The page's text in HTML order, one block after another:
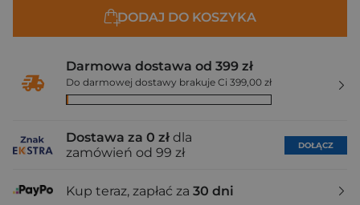
DODAJ DO KOSZYKA
Darmowa dostawa od 399 zł
Do darmowej dostawy brakuje Ci 399,00 zł
Dostawa za 0 zł dla
zamówień od 99 zł
DOŁĄCZ
Kup teraz, zapłać za 30 dni